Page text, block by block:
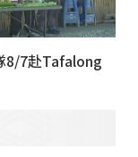
8/7赴Tafalong